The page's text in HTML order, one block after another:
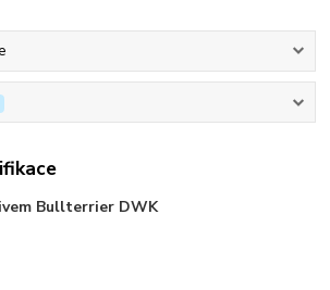
Bullterrier DWK